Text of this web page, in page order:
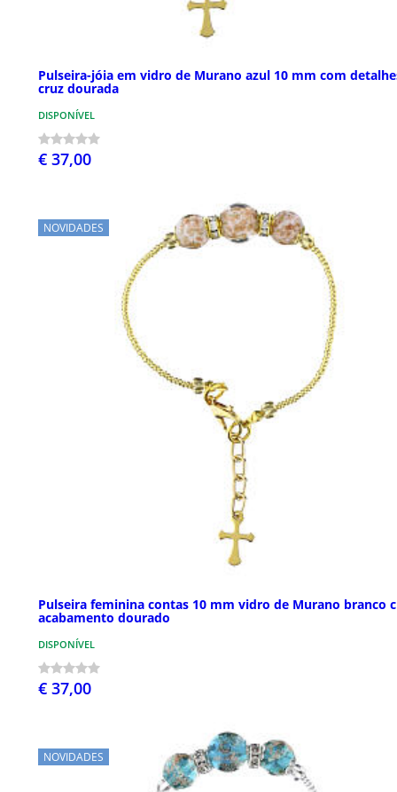
Pulseira-jóia em vidro de Murano azul 10 mm com
cruz dourada
DISPONÍVEL
€ 37,00
NOVIDADES
Pulseira feminina contas 10 mm vidro de Murano branco
acabamento dourado
DISPONÍVEL
€ 37,00
NOVIDADES